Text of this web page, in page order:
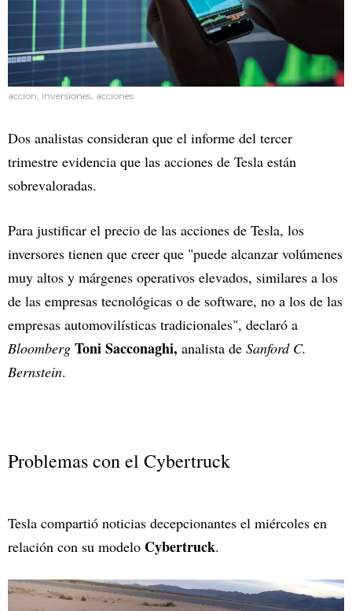
accion, inversiones, acciones
Dos analistas consideran que el informe del tercer
trimestre evidencia que las acciones de Tesla están
sobrevaloradas.
Para justificar el precio de las acciones de Tesla, los
inversores tienen que creer que "puede alcanzar volúmenes
muy altos y márgenes operativos elevados, similares a los
de las empresas tecnológicas o de software, no a los de las
empresas automovilísticas tradicionales", declaró a
Bloomberg Toni Sacconaghi, analista de Sanford C.
Bernstein.
Problemas con el Cybertruck
Tesla compartió noticias decepcionantes el miércoles en
relación con su modelo Cybertruck.